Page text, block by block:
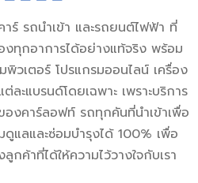
ร์ รถนำเข้า และรถยนต์ไฟฟ้า ที่
ทุกอาการได้อย่างแท้จริง พร้อม
เตอร์ โปรแกรมออนไลน์ เครื่อง
ะแบรนด์โดยเฉพาะ เพราะบริการ
งคาร์ลอฟท์ รถทุกคันที่นำเข้าเพื่อ
แลและซ่อมบำรุงได้ 100% เพื่อ
ค้าที่ได้ให้ความไว้วางใจกับเรา